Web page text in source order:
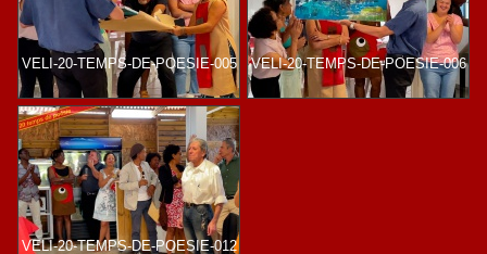
VELI-20-TEMPS-DE-POESIE-005 VELI-20-TEMPS-DE-POESIE-006
VELI-20-TEMPS-DE-POESIE-012